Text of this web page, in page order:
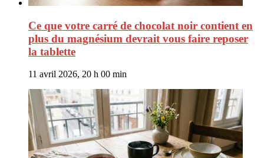
Ce que votre carré de chocolat noir contient en
plus du magnésium devrait vous faire reposer
la tablette
11 avril 2026, 20 h 00 min